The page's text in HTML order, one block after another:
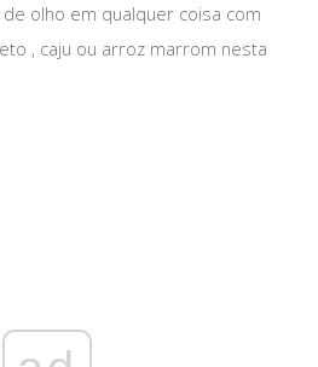
olho em qualquer coisa com
, caju ou arroz marrom nesta